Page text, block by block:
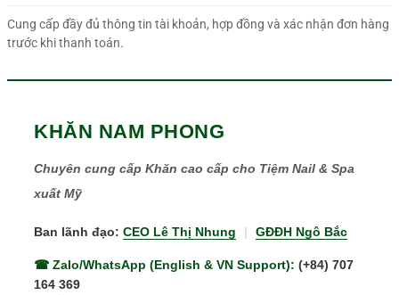
Cung cấp đầy đủ thông tin tài khoản, hợp đồng và xác nhận đơn hàng
trước khi thanh toán.
KHĂN NAM PHONG
Chuyên cung cấp Khăn cao cấp cho Tiệm Nail & Spa
xuất Mỹ
Ban lãnh đạo: CEO Lê Thị Nhung | GĐĐH Ngô Bắc
☎ Zalo/WhatsApp (English & VN Support): (+84) 707
164 369